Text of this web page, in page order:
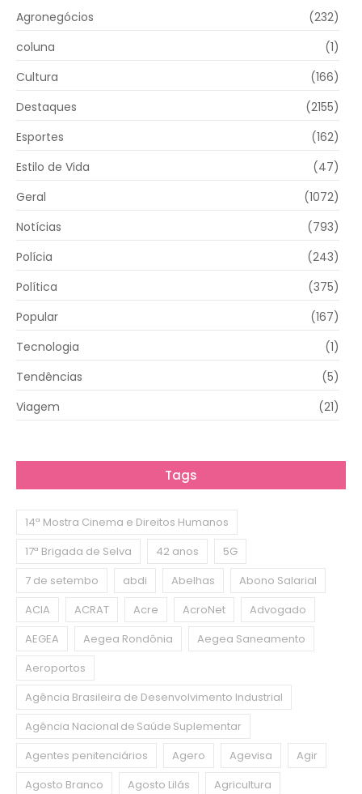
Agronegócios
(232)
coluna
(1)
Cultura
(166)
Destaques
(2155)
Esportes
(162)
Estilo de Vida
(47)
Geral
(1072)
Notícias
(793)
Polícia
(243)
Política
(375)
Popular
(167)
Tecnologia
(1)
Tendências
(5)
Viagem
(21)
Tags
14ª Mostra Cinema e Direitos Humanos
17ª Brigada de Selva
42 anos
5G
7 de setembo
abdi Abelhas
Abono Salarial
ACIA
ACRAT Acre AcroNet
Advogado
AEGEA
Aegea Rondônia
Aegea Saneamento
Aeroportos
Agência Brasileira de Desenvolvimento Industrial
Agência Nacional de Saúde Suplementar
Agentes penitenciários
Agero Agevisa
Agir
Agosto Branco
Agosto Lilás
Agricultura